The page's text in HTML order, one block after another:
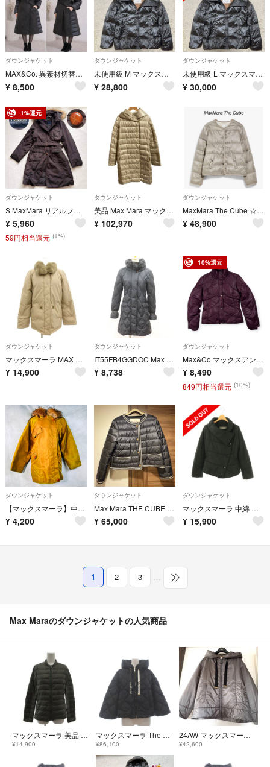
ダウンジャケット
MAX&Co. 異素材切替ダウンコート フォックスファー Sサイズ 36 n08
¥ 8,500
ダウンジャケット
未使用級 M マックスマーラ ザキューブ 光沢 グレー シベリアダウンジャケット
¥ 28,800
ダウンジャケット
未使用級 L マックスマーラ ザキューブ 光沢 グレー シベリアダウンジャケット
¥ 30,000
1%還元
ダウンジャケット
S MaxMara リアルファー コート 茶 38 ベルト エスマックスマーラ
¥ 5,960
59円相当還元 (1%)
ダウンジャケット
美品 Max Mara マックスマーラ The Cube リバーシブル ベルトロングコート 袖フォックスファーセット サイズ38 ベージュ レディース 古着 中古 USED
¥ 102,970
ダウンジャケット
MaxMara The Cube ☆ ダウンジャケット リバーシブル ☆極美品
¥ 48,900
ダウンジャケット
マックスマーラ MAX MARA 白タグ グースダウン ダウンジャケット 46
¥ 14,900
ダウンジャケット
IT55FB4GGDOC Max Mara マックスマーラ ウィークエンド ライン ダウン ジャケット レディース アウター ブラック
¥ 8,738
10%還元
ダウンジャケット
Max&Co マックスアンドコー Max Mara マックスマーラ ダウン ジャケット サイズ 40 /パープル
¥ 8,490
849円相当還元 (10%)
ダウンジャケット
【マックスマーラ】中綿ダウンジャケット リアルファー M 訳アリWEEKEND
¥ 4,200
ダウンジャケット
Max Mara THE CUBE KATE ショートダウン
¥ 65,000
ダウンジャケット
マックスマーラ 中綿 ジャケット ダウンジャケット アウター 38 ブラック 黒
¥ 15,900
1 2 3 …
Max Maraのダウンジャケットの人気商品
マックスマーラ 美品 ダウンジャケット キルティング ジップアップ
¥14,900
マックスマーラ The CUBE SISOFT ダウンジャケット 黒 38
¥86,100
24AW マックスマーラ CAMELUXE フードダウンブルゾン グレー
¥42,600